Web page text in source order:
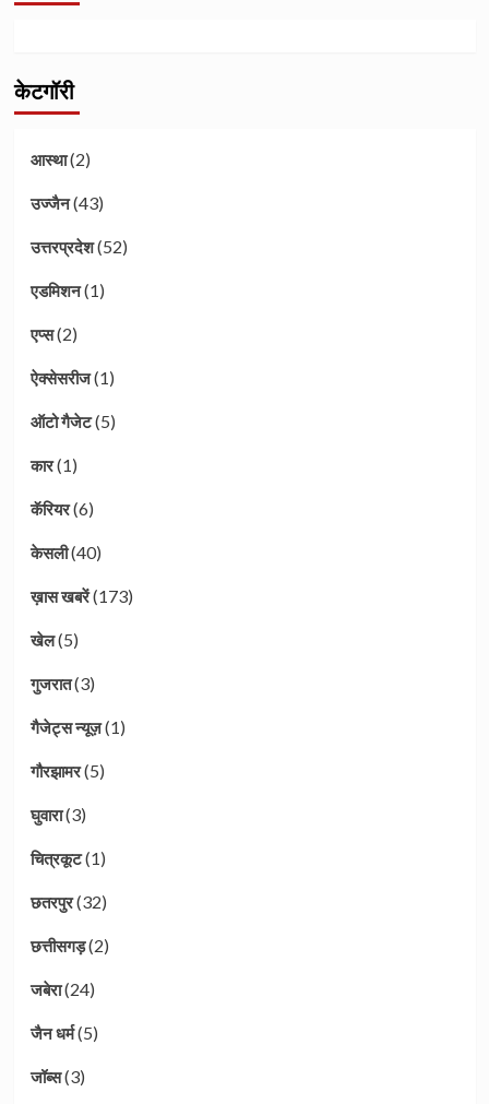
केटगॉरी
आस्था(2)
उज्जैन(43)
उत्तरप्रदेश(52)
एडमिशन(1)
एप्स(2)
ऐक्सेसरीज(1)
ऑटो गैजेट(5)
कार(1)
कॅरियर(6)
केसली(40)
ख़ास खबरें(173)
खेल(5)
गुजरात(3)
गैजेट्स न्यूज़(1)
गौरझामर(5)
घुवारा(3)
चित्रकूट(1)
छतरपुर(32)
छत्तीसगड़(2)
जबेरा(24)
जैन धर्म(5)
जॉब्स(3)